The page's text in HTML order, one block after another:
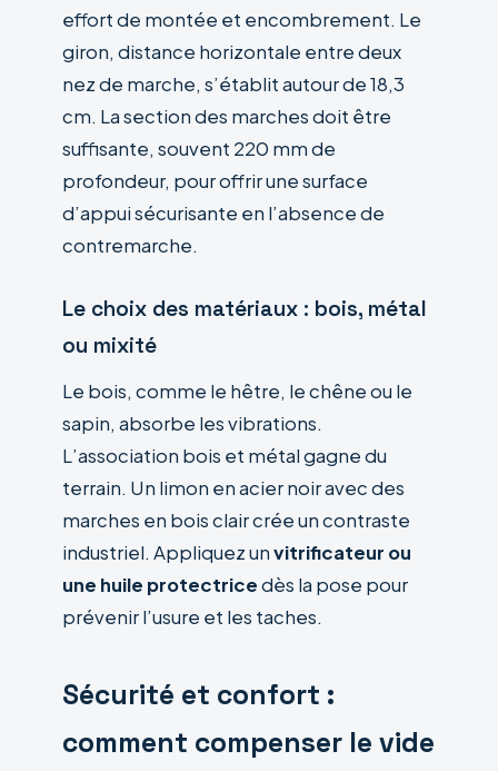
effort de montée et encombrement. Le
giron, distance horizontale entre deux
nez de marche, s’établit autour de 18,3
cm. La section des marches doit être
suffisante, souvent 220 mm de
profondeur, pour offrir une surface
d’appui sécurisante en l’absence de
contremarche.
Le choix des matériaux : bois, métal
ou mixité
Le bois, comme le hêtre, le chêne ou le
sapin, absorbe les vibrations.
L’association bois et métal gagne du
terrain. Un limon en acier noir avec des
marches en bois clair crée un contraste
industriel. Appliquez unvitrificateur ou
une huile protectricedès la pose pour
prévenir l’usure et les taches.
Sécurité et confort :
comment compenser le vide